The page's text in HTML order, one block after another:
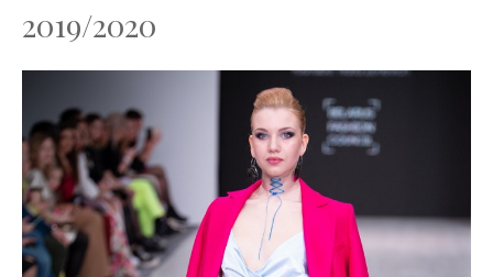
2019/2020